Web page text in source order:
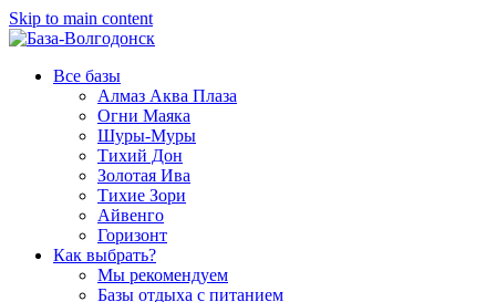
Skip to main content
Все базы
Алмаз Аква Плаза
Огни Маяка
Шуры-Муры
Тихий Дон
Золотая Ива
Тихие Зори
Айвенго
Горизонт
Как выбрать?
Мы рекомендуем
Базы отдыха с питанием